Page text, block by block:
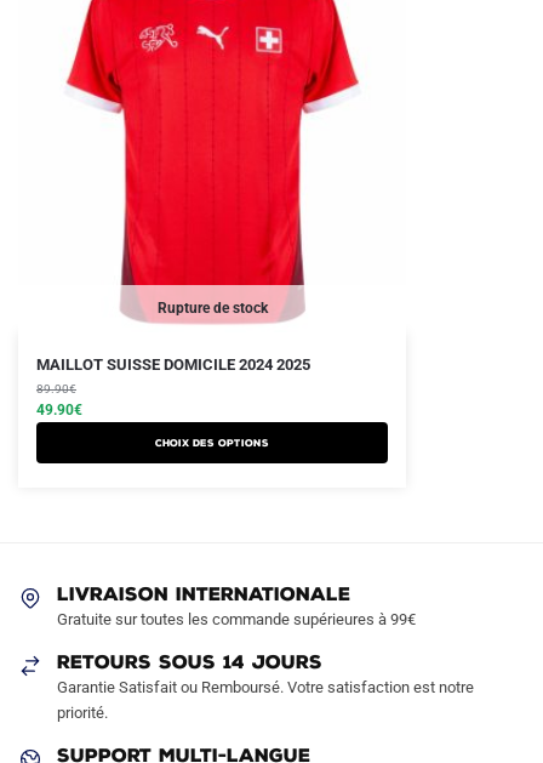
Rupture de stock
MAILLOT SUISSE DOMICILE 2024 2025
89.90€
Le
prix
initial
était :
49.90€
Le
prix
actuel
est :
Choix des options
Ce
produit
a
être
choisies
sur
page
LIVRAISON INTERNATIONALE
Gratuite sur toutes les commande supérieures à 99€
RETOURS SOUS 14 JOURS
Garantie Satisfait ou Remboursé. Votre satisfaction est notre
priorité.
SUPPORT MULTI-LANGUE